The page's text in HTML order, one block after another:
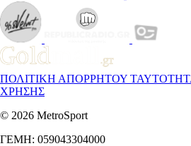
ΠΟΛΙΤΙΚΗ ΑΠΟΡΡΗΤΟΥ
ΧΡΗΣΗΣ
© 2026 MetroSport
ΓΕΜΗ: 059043304000